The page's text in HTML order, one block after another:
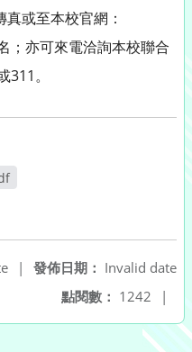
或至本校官網：
亦可來電洽詢本校聯合
。
發佈日期： Invalid date
|
點閱數： 1242 |